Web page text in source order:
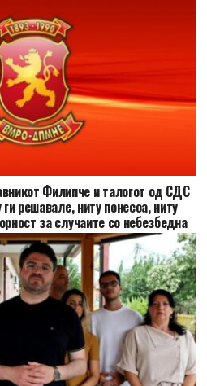
Филипче и талогот од СДС
решавале, ниту понесоа, ниту
за случаите со небезбедна